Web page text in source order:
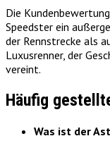
Die
Speedster ein
der Rennstrecke als
Luxusrenner, der
vereint.
Häufig
Was ist der